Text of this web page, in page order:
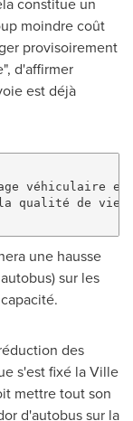
moindre coût
provisoirement
d'affirmer
est déjà
véhiculaire et
qualité de vie
une hausse
sur les
des
s'est fixé la Ville
mettre tout son
d'autobus sur la